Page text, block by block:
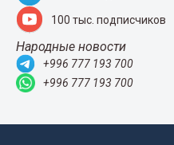
100 тыс. подписчиков
Народные новости
+996 777 193 700
+996 777 193 700